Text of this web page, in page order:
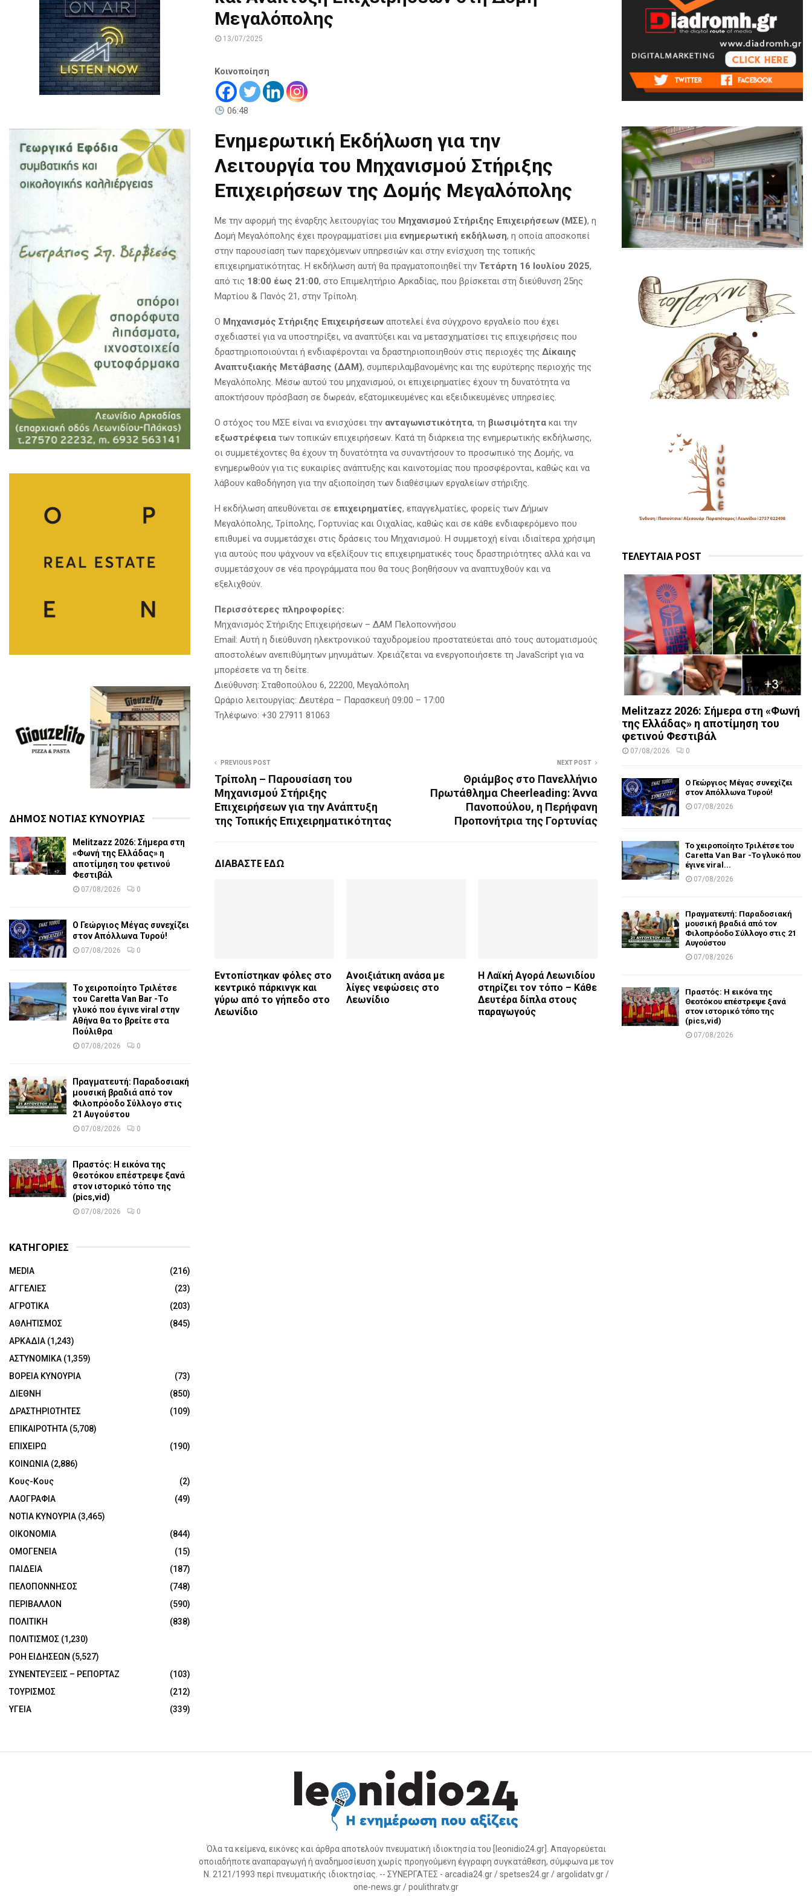
Μεγαλόπολης
13/07/2025
Κοινοποίηση
06:48
Ενημερωτική Εκδήλωση για την
Λειτουργία του Μηχανισμού Στήριξης
Επιχειρήσεων της Δομής Μεγαλόπολης
Με την αφορμή της έναρξης λειτουργίας του Μηχανισμού Στήριξης Επιχειρήσεων (ΜΣΕ), η
Δομή Μεγαλόπολης έχει προγραμματίσει μια ενημερωτική εκδήλωση, η οποία αποσκοπεί
στην παρουσίαση των παρεχόμενων υπηρεσιών και στην ενίσχυση της τοπικής
επιχειρηματικότητας. Η εκδήλωση αυτή θα πραγματοποιηθεί την Τετάρτη 16 Ιουλίου 2025,
από τις 18:00 έως 21:00, στο Επιμελητήριο Αρκαδίας, που βρίσκεται στη διεύθυνση 25ης
Μαρτίου & Πανός 21, στην Τρίπολη.
Ο Μηχανισμός Στήριξης Επιχειρήσεωναποτελεί ένα σύγχρονο εργαλείο που έχει
σχεδιαστεί για να υποστηρίξει, να αναπτύξει και να μετασχηματίσει τις επιχειρήσεις που
δραστηριοποιούνται ή ενδιαφέρονται να δραστηριοποιηθούν στις περιοχές της Δίκαιης
Αναπτυξιακής Μετάβασης (ΔΑΜ), συμπεριλαμβανομένης και της ευρύτερης περιοχής της
Μεγαλόπολης. Μέσω αυτού του μηχανισμού, οι επιχειρηματίες έχουν τη δυνατότητα να
αποκτήσουν πρόσβαση σε δωρεάν, εξατομικευμένες και εξειδικευμένες υπηρεσίες.
Ο στόχος του ΜΣΕ είναι να ενισχύσει την ανταγωνιστικότητα, τη βιωσιμότητα και την
εξωστρέφεια των τοπικών επιχειρήσεων. Κατά τη διάρκεια της ενημερωτικής εκδήλωσης,
οι συμμετέχοντες θα έχουν τη δυνατότητα να συναντήσουν το προσωπικό της Δομής, να
ενημερωθούν για τις ευκαιρίες ανάπτυξης και καινοτομίας που προσφέρονται, καθώς και να
λάβουν καθοδήγηση για την αξιοποίηση των διαθέσιμων εργαλείων στήριξης.
Η εκδήλωση απευθύνεται σε επιχειρηματίες, επαγγελματίες, φορείς των Δήμων
Μεγαλόπολης, Τρίπολης, Γορτυνίας και Οιχαλίας, καθώς και σε κάθε ενδιαφερόμενο που
επιθυμεί να συμμετάσχει στις δράσεις του Μηχανισμού. Η συμμετοχή είναι ιδιαίτερα χρήσιμη
για αυτούς που ψάχνουν να εξελίξουν τις επιχειρηματικές τους δραστηριότητες αλλά και να
συμμετάσχουν σε νέα προγράμματα που θα τους βοηθήσουν να αναπτυχθούν και να
εξελιχθούν.
Περισσότερες πληροφορίες:
Μηχανισμός Στήριξης Επιχειρήσεων – ΔΑΜ Πελοποννήσου
Email: Αυτή η διεύθυνση ηλεκτρονικού ταχυδρομείου προστατεύεται από τους αυτοματισμούς
αποστολέων ανεπιθύμητων μηνυμάτων. Χρειάζεται να ενεργοποιήσετε τη JavaScript για να
μπορέσετε να τη δείτε.
Διεύθυνση: Σταθοπούλου 6, 22200, Μεγαλόπολη
Ωράριο λειτουργίας: Δευτέρα – Παρασκευή 09:00 – 17:00
Τηλέφωνο: +30 27911 81063
PREVIOUS POST
Τρίπολη – Παρουσίαση του
Μηχανισμού Στήριξης
Επιχειρήσεων για την Ανάπτυξη
της Τοπικής Επιχειρηματικότητας
NEXT POST
Θριάμβος στο Πανελλήνιο
Πρωτάθλημα Cheerleading: Άννα
Πανοπούλου, η Περήφανη
Προπονήτρια της Γορτυνίας
ΔΙΑΒΑΣΤΕ ΕΔΩ
Εντοπίστηκαν φόλες στο
κεντρικό πάρκινγκ και
γύρω από το γήπεδο στο
Λεωνίδιο
Ανοιξιάτικη ανάσα με
λίγες νεφώσεις στο
Λεωνίδιο
Η Λαϊκή Αγορά Λεωνιδίου
στηρίζει τον τόπο – Κάθε
Δευτέρα δίπλα στους
παραγωγούς
ΔΗΜΟΣ ΝΟΤΙΑΣ ΚΥΝΟΥΡΙΑΣ
Melitzazz 2026: Σήμερα στη
«Φωνή της Ελλάδας» η
αποτίμηση του φετινού
Φεστιβάλ
07/08/2026 0
Ο Γεώργιος Μέγας συνεχίζει
στον Απόλλωνα Τυρού!
07/08/2026 0
Το χειροποίητο Τριλέτσε
του Caretta Van Bar -Το
γλυκό που έγινε viral στην
Αθήνα θα το βρείτε στα
Πούλιθρα
07/08/2026 0
Πραγματευτή: Παραδοσιακή
μουσική βραδιά από τον
Φιλοπρόοδο Σύλλογο στις
21 Αυγούστου
07/08/2026 0
Πραστός: Η εικόνα της
Θεοτόκου επέστρεψε ξανά
στον ιστορικό τόπο της
(pics,vid)
07/08/2026 0
ΚΑΤΗΓΟΡΙΕΣ
MEDIA
(216)
ΑΓΓΕΛΙΕΣ
(23)
ΑΓΡΟΤΙΚΑ
(203)
ΑΘΛΗΤΙΣΜΟΣ
(845)
ΑΡΚΑΔΙΑ (1,243)
ΑΣΤΥΝΟΜΙΚΑ (1,359)
ΒΟΡΕΙΑ ΚΥΝΟΥΡΙΑ
(73)
ΔΙΕΘΝΗ
(850)
ΔΡΑΣΤΗΡΙΟΤΗΤΕΣ
(109)
ΕΠΙΚΑΙΡΟΤΗΤΑ (5,708)
ΕΠΙΧΕΙΡΩ
(190)
ΚΟΙΝΩΝΙΑ (2,886)
Κους-Κους
(2)
ΛΑΟΓΡΑΦΙΑ
(49)
ΝΟΤΙΑ ΚΥΝΟΥΡΙΑ (3,465)
ΟΙΚΟΝΟΜΙΑ
(844)
ΟΜΟΓΕΝΕΙΑ
(15)
ΠΑΙΔΕΙΑ
(187)
ΠΕΛΟΠΟΝΝΗΣΟΣ
(748)
ΠΕΡΙΒΑΛΛΟΝ
(590)
ΠΟΛΙΤΙΚΗ
(838)
ΠΟΛΙΤΙΣΜΟΣ (1,230)
ΡΟΗ ΕΙΔΗΣΕΩΝ (5,527)
ΣΥΝΕΝΤΕΥΞΕΙΣ – ΡΕΠΟΡΤΑΖ
(103)
ΤΟΥΡΙΣΜΟΣ
(212)
ΥΓΕΙΑ
(339)
ΤΕΛΕΥΤΑΙΑ POST
Melitzazz 2026: Σήμερα στη «Φωνή
της Ελλάδας» η αποτίμηση του
φετινού Φεστιβάλ
07/08/2026 0
Ο Γεώργιος Μέγας συνεχίζει
στον Απόλλωνα Τυρού!
07/08/2026
Το χειροποίητο Τριλέτσε του
Caretta Van Bar -Το γλυκό που
έγινε viral...
07/08/2026
Πραγματευτή: Παραδοσιακή
μουσική βραδιά από τον
Φιλοπρόοδο Σύλλογο στις 21
Αυγούστου
07/08/2026
Πραστός: Η εικόνα της
Θεοτόκου επέστρεψε ξανά
στον ιστορικό τόπο της
(pics,vid)
07/08/2026
Όλα τα κείμενα, εικόνες και άρθρα αποτελούν πνευματική ιδιοκτησία του [leonidio24.gr]. Απαγορεύεται
οποιαδήποτε αναπαραγωγή ή αναδημοσίευση χωρίς προηγούμενη έγγραφη συγκατάθεση, σύμφωνα με τον
Ν. 2121/1993 περί πνευματικής ιδιοκτησίας. -- ΣΥΝΕΡΓΑΤΕΣ - arcadia24.gr / spetses24.gr / argolidatv.gr /
one-news.gr / poulithratv.gr